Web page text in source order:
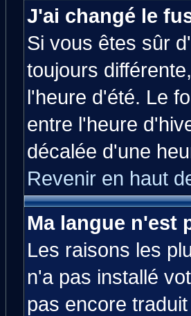
J'ai changé le
Si vous êtes sûr
toujours
l'heure d'été. Le
entre l'heure
décalée d'une
Revenir en haut
Ma langue n'est
Les raisons les
n'a pas installé
pas encore